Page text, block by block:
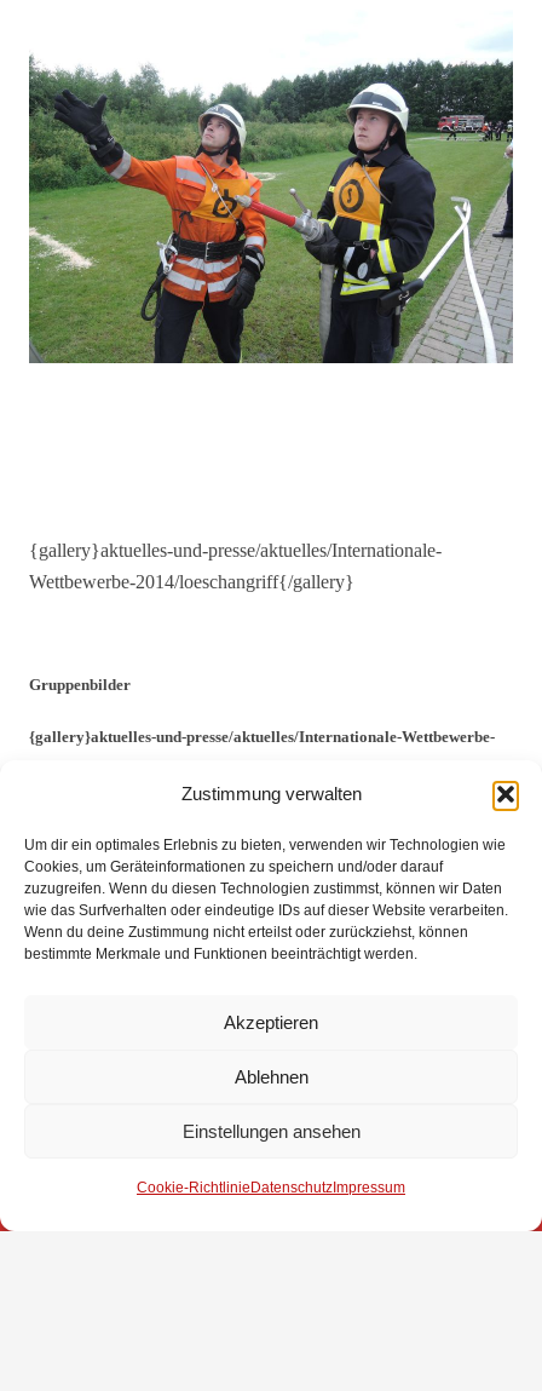
Zustimmung verwalten
Um dir ein optimales Erlebnis zu bieten, verwenden wir Technologien wie
Cookies, um Geräteinformationen zu speichern und/oder darauf
zuzugreifen. Wenn du diesen Technologien zustimmst, können wir Daten
wie das Surfverhalten oder eindeutige IDs auf dieser Website verarbeiten.
Wenn du deine Zustimmung nicht erteilst oder zurückziehst, können
bestimmte Merkmale und Funktionen beeinträchtigt werden.
Akzeptieren
Ablehnen
Einstellungen ansehen
Cookie-Richtlinie Datenschutz Impressum
{gallery}aktuelles-und-presse/aktuelles/Internationale-
Wettbewerbe-2014/loeschangriff{/gallery}
Gruppenbilder
{gallery}aktuelles-und-presse/aktuelles/Internationale-Wettbewerbe-
Ausflug zum Kronplatz
{gallery}aktuelles-und-presse/aktuelles/Internationale-Wettbewerbe-
2014/kronplatz{/gallery}
Impressum